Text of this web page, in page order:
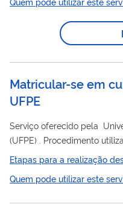
Matricular-se em
UFPE
Serviço oferecido pela Universidade Federal de Pernambuco
(UFPE) . Procedimento utilizado pelo candidato selecionado
em processo seletivo para
para o qual foi convocado,
comprobatórios e
Etapas para a realização
Quem pode utilizar este